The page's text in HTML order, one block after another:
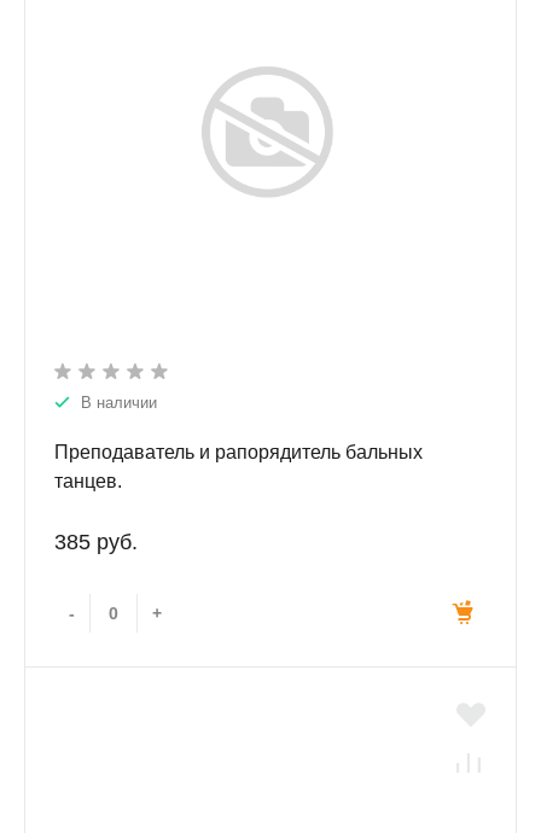
В наличии
Преподаватель и рапорядитель бальных
танцев.
385 руб.
- +